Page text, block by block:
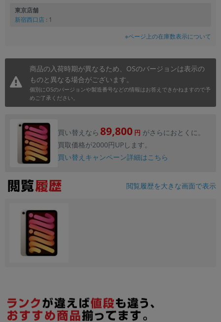
東京店舗
新宿西口店 : 1
※ページ上の在庫数表示について
商品の入荷時期が異なるため、OSのバージョンは表示の
ものと異なる場合がございます。
個別にOSのバージョンや製造番号などの情報はお答えできかねますので予
めご了承ください。
買い替えなら 89,800 円 がさらにおとくに。
買取価格が2000円UPします。
買い替えキャンペーン詳細はこちら
閲覧履歴を大きな画面で表示